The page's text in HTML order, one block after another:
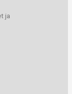
ja